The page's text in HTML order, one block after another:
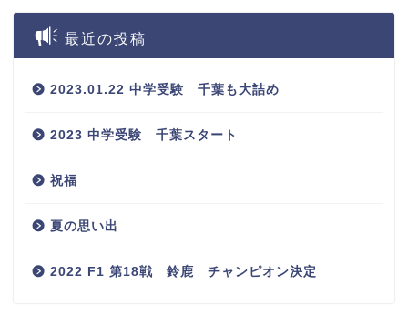
最近の投稿
2023.01.22 中学受験 千葉も大詰め
2023 中学受験 千葉スタート
祝福
夏の思い出
2022 F1 第18戦 鈴鹿 チャンピオン決定